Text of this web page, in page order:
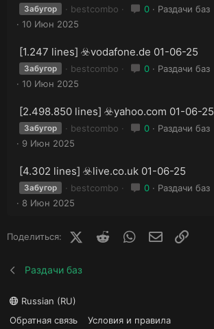
Забугор bestcombo 0
Раздачи баз
10 Июн 2025
[1.247 lines] ☣️vodafone.de 01-06-25
Забугор bestcombo 0
Раздачи баз
10 Июн 2025
[2.498.850 lines] ☣️yahoo.com 01-06-25
Забугор bestcombo 0
Раздачи баз
9 Июн 2025
[4.302 lines] ☣️live.co.uk 01-06-25
Забугор bestcombo 0
Раздачи баз
8 Июн 2025
Поделиться: X (Twitter)Reddit WhatsApp
E-mail
Раздачи баз
Russian (RU)
Обратная связь
Условия и правила